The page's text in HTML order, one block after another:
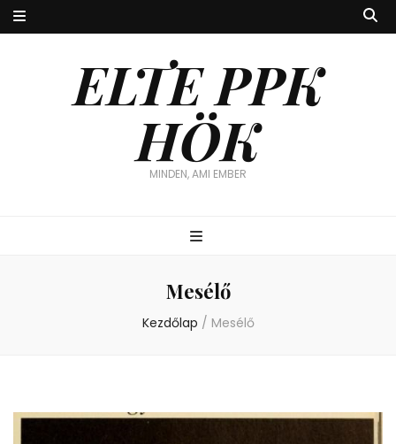
ELTE PPK
HÖK
MINDEN, AMI EMBER
Mesélő
Kezdőlap / Mesélő